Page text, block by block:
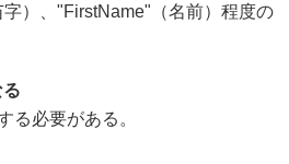
）、"FirstName"（名前）程度の
る必要がある。